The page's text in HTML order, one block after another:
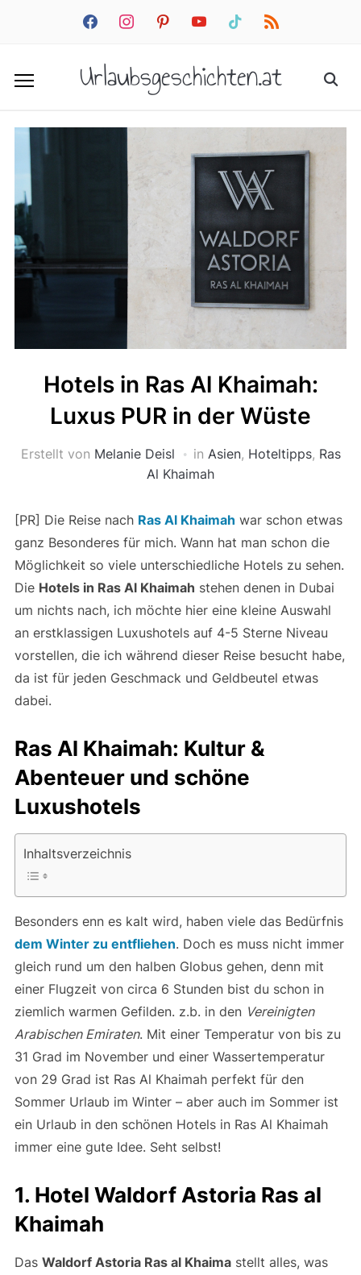
facebookinstagrampinterestyoutube tiktok rss
Urlaubsgeschichten.at
Hotels in Ras Al Khaimah:
Luxus PUR in der Wüste
Erstellt von Melanie Deisl in Asien, Hoteltipps, Ras
Al Khaimah
[PR] Die Reise nach Ras Al Khaimah war schon etwas
ganz Besonderes für mich. Wann hat man schon die
Möglichkeit so viele unterschiedliche Hotels zu sehen.
Die Hotels in Ras Al Khaimah stehen denen in Dubai
um nichts nach, ich möchte hier eine kleine Auswahl
an erstklassigen Luxushotels auf 4-5 Sterne Niveau
vorstellen, die ich während dieser Reise besucht habe,
da ist für jeden Geschmack und Geldbeutel etwas
dabei.
Ras Al Khaimah: Kultur &
Abenteuer und schöne
Luxushotels
Inhaltsverzeichnis
Besonders enn es kalt wird, haben viele das Bedürfnis
dem Winter zu entfliehen. Doch es muss nicht immer
gleich rund um den halben Globus gehen, denn mit
einer Flugzeit von circa 6 Stunden bist du schon in
ziemlich warmen Gefilden. z.b. in den Vereinigten
Arabischen Emiraten. Mit einer Temperatur von bis zu
31 Grad im November und einer Wassertemperatur
von 29 Grad ist Ras Al Khaimah perfekt für den
Sommer Urlaub im Winter – aber auch im Sommer ist
ein Urlaub in den schönen Hotels in Ras Al Khaimah
immer eine gute Idee. Seht selbst!
1. Hotel Waldorf Astoria Ras al
Khaimah
Das Waldorf Astoria Ras al Khaimastellt alles, was